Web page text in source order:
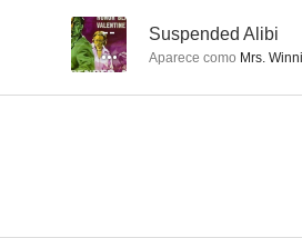
-- Suspended Alibi
Aparece como Mrs.